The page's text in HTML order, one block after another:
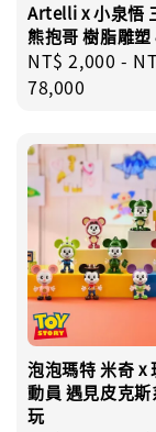
Artelli x 小泉悟
熊抱哥 樹脂雕塑
Regular
price
NT$ 2,000 -
78,000
泡泡瑪特 米奇 x
動員 遇見皮克斯
玩